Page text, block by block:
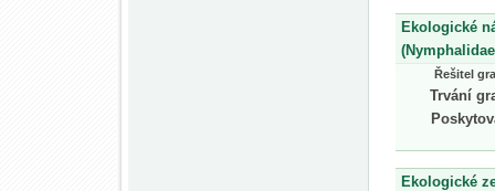
Ekologické
Řešitel
Trvání
Ekologické